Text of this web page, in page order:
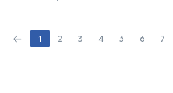
← 1 2 3 4 5 6 7